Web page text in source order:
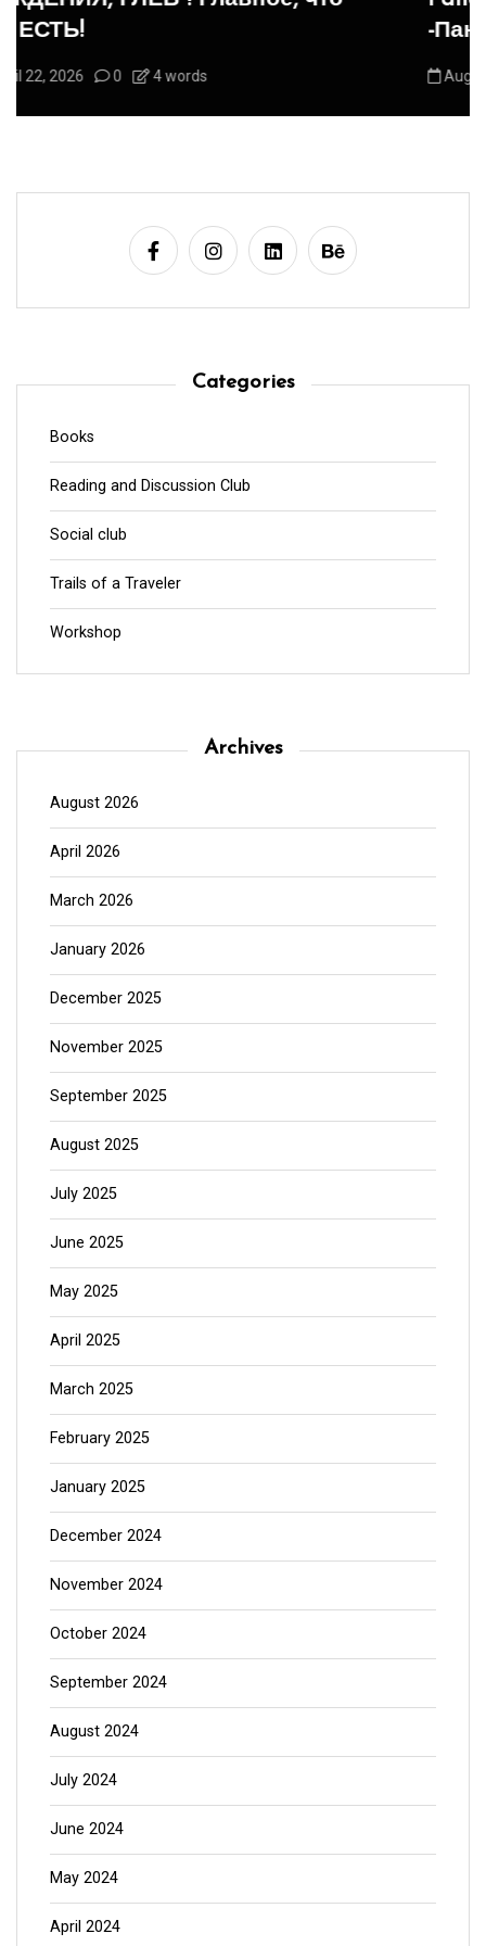
-Панегирик Домашним Животным!
August 1, 2026 0
Categories
Books
Reading and Discussion Club
Social club
Trails of a Traveler
Workshop
Archives
August 2026
April 2026
March 2026
January 2026
December 2025
November 2025
September 2025
August 2025
July 2025
June 2025
May 2025
April 2025
March 2025
February 2025
January 2025
December 2024
November 2024
October 2024
September 2024
August 2024
July 2024
June 2024
May 2024
April 2024